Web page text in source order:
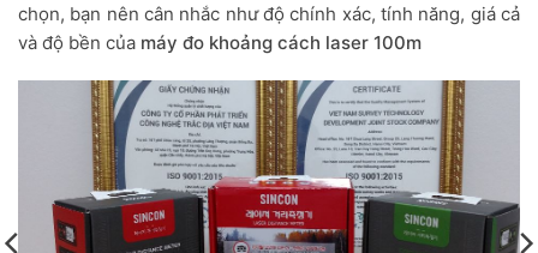
chọn, bạn nên cân nhắc như độ chính xác, tính năng, giá cả
và độ bền của máy đo khoảng cách laser 100m